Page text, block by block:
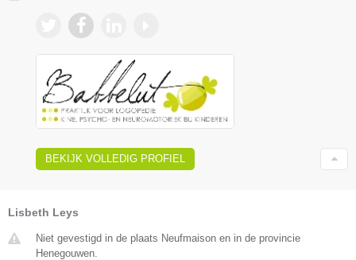
BEKIJK VOLLEDIG PROFIEL
Lisbeth Leys
Niet gevestigd in de plaats Neufmaison en in de provincie
Henegouwen.